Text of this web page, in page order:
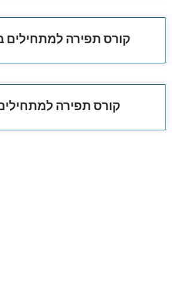
קורס תפירה למתחילים
קורס תפירה